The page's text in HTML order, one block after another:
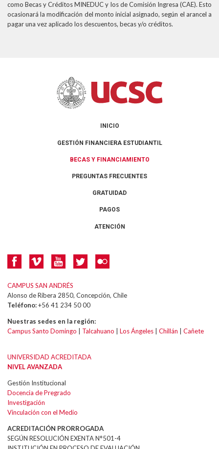
como Becas y Créditos MINEDUC y los de Comisión Ingresa (CAE). Esto
ocasionará la modificación del monto inicial asignado, según el arancel a
pagar una vez aplicado los descuentos, becas y/o créditos.
INICIO
GESTIÓN FINANCIERA ESTUDIANTIL
BECAS Y FINANCIAMIENTO
PREGUNTAS FRECUENTES
GRATUIDAD
PAGOS
ATENCIÓN
CAMPUS SAN ANDRÉS
Alonso de Ribera 2850, Concepción, Chile
Teléfono:+56 41 234 50 00
Nuestras sedes en la región:
Campus Santo Domingo
Talcahuano Los Ángeles Chillán Cañete
UNIVERSIDAD ACREDITADA
NIVEL AVANZADA
Gestión Institucional
Docencia de Pregrado
Investigación
Vinculación con el Medio
ACREDITACIÓN PRORROGADA
SEGÚN RESOLUCIÓN EXENTA N°501-4